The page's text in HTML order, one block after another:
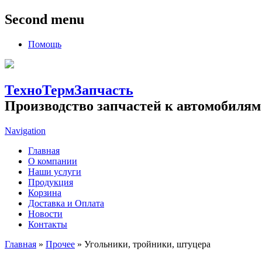
Second menu
Помощь
ТехноТермЗапчасть
Производство запчастей к
Navigation
Главная
О компании
Наши услуги
Продукция
Корзина
Доставка и Оплата
Новости
Контакты
Главная » Прочее » Угольники, тройники, штуцера